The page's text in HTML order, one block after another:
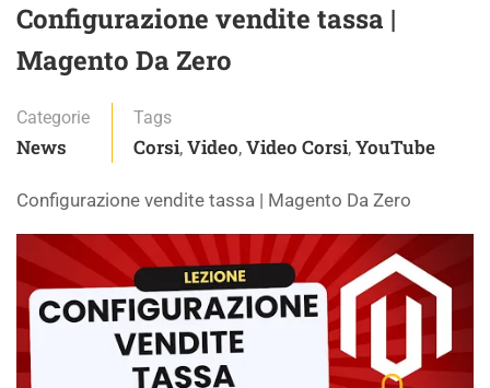
Configurazione vendite tassa |
Magento Da Zero
Categorie
News
Tags
Corsi, Video, Video Corsi, YouTube
Configurazione vendite tassa | Magento Da Zero